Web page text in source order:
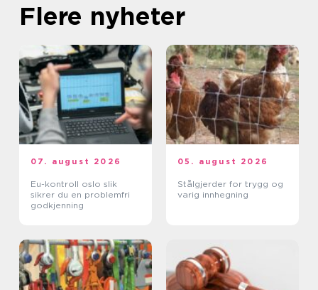
Flere nyheter
07. august 2026
Eu-kontroll oslo slik
sikrer du en problemfri
godkjenning
05. august 2026
Stålgjerder for trygg og
varig innhegning